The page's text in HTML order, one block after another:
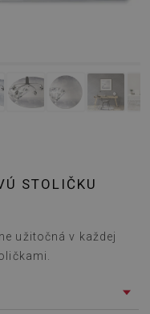
STOLIČKU
užitočná v každej